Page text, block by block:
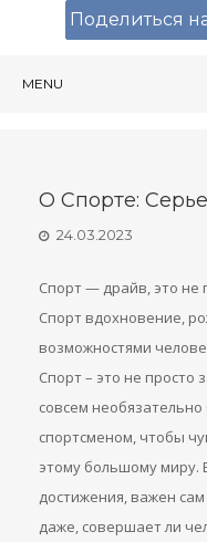
MENU
О Спорте:
24.03.2023
Спорт — драйв, это не
Спорт вдохновение,
возможностями
Спорт – это не просто
совсем
спортсменом, чтобы
этому большому
достижения, важен
даже, совершает ли
Поделиться